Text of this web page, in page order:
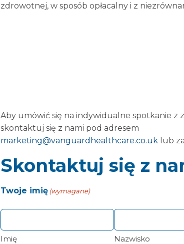
zdrowotnej, w sposób opłacalny i z
Aby umówić się na indywidualne spotkanie z
skontaktuj się z nami pod adresem
marketing@vanguardhealthcare.co.uk lub
Skontaktuj się z
Twoje imię(wymagane)
Imię Nazwisko